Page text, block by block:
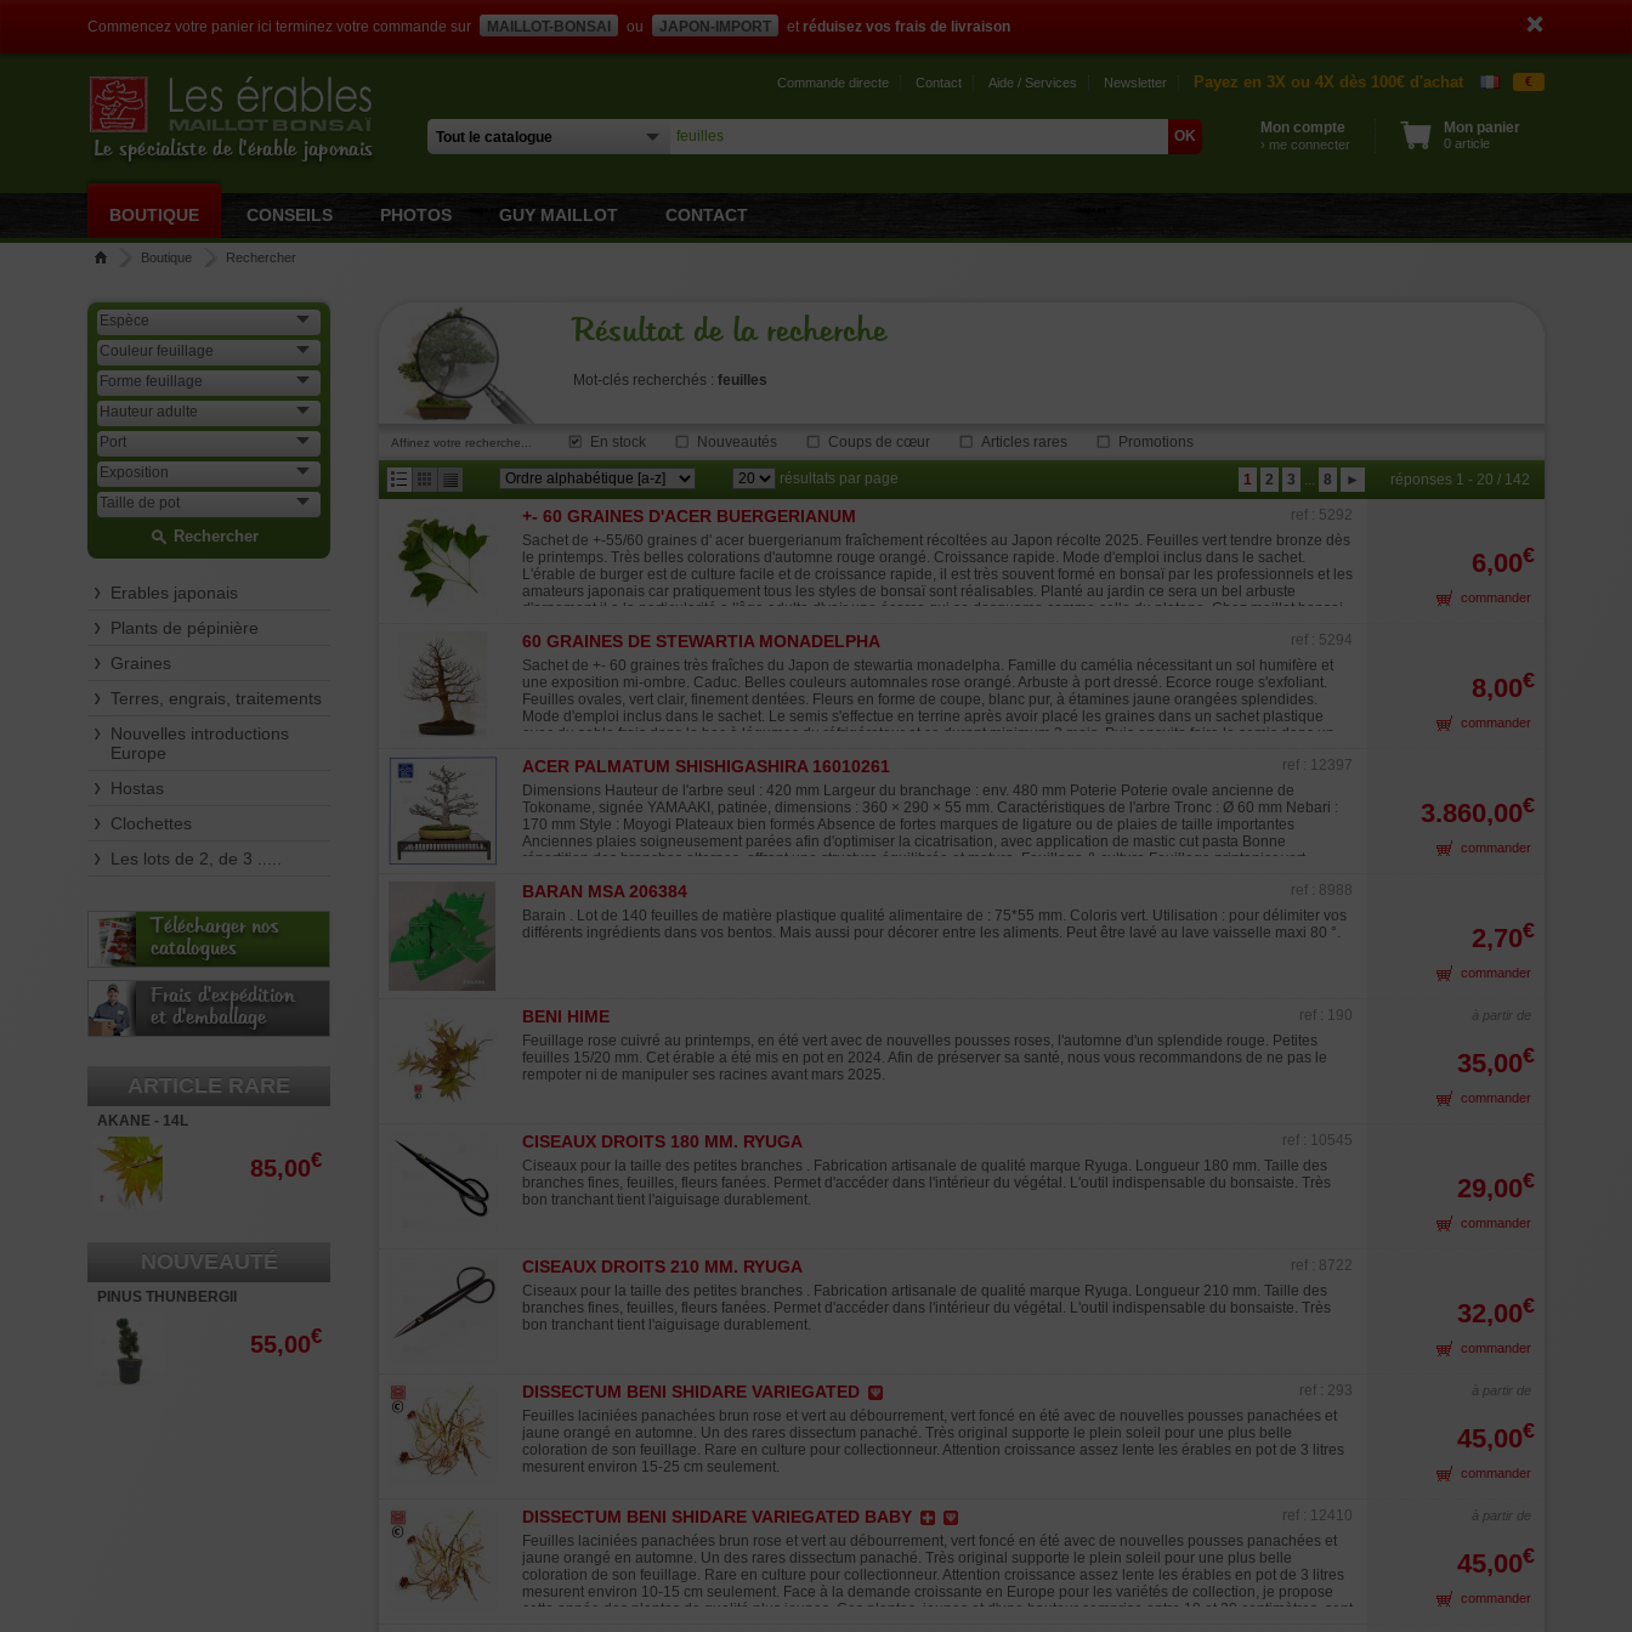
Commencez votre panier ici terminez votre commande sur MAILLOT-BONSAI ou JAPON-IMPORT et réduisez vos frais de livraison
Le spécialiste de l'érable japonais
Commande directe Contact Aide / Services Newsletter Payez en 3X ou 4X dès 100€ d'achat €
Mon compte
› me connecter
Mon panier
0 article
BOUTIQUE CONSEILS PHOTOS GUY MAILLOT CONTACT
Boutique Rechercher
Rechercher
Erables japonais
Plants de pépinière
Graines
Terres, engrais, traitements
Nouvelles introductions
Europe
Hostas
Clochettes
Les lots de 2, de 3 .....
Télécharger nos
catalogues
Frais d'expédition
et d'emballage
ARTICLE RARE
AKANE - 14L
85,00€
NOUVEAUTÉ
PINUS THUNBERGII
55,00€
Résultat de la recherche
Mot-clés recherchés : feuilles
Affinez votre recherche... En stock Nouveautés Coups de cœur Articles rares Promotions
résultats par page 1 2 3 ... 8 ► réponses 1 - 20 / 142
+- 60 GRAINES D'ACER BUERGERIANUM
ref : 5292
Sachet de +-55/60 graines d' acer buergerianum fraîchement récoltées au Japon récolte 2025. Feuilles vert tendre bronze dès
le printemps. Très belles colorations d'automne rouge orangé. Croissance rapide. Mode d'emploi inclus dans le sachet.
L'érable de burger est de culture facile et de croissance rapide, il est très souvent formé en bonsaï par les professionnels et les
amateurs japonais car pratiquement tous les styles de bonsaï sont réalisables. Planté au jardin ce sera un bel arbuste
d'ornement il a la particularité a l'âge adulte d'voir une écorce qui se desquame comme celle du platane. Chez maillot bonsai
6,00€
commander
60 GRAINES DE STEWARTIA MONADELPHA
ref : 5294
Sachet de +- 60 graines très fraîches du Japon de stewartia monadelpha. Famille du camélia nécessitant un sol humifère et
une exposition mi-ombre. Caduc. Belles couleurs automnales rose orangé. Arbuste à port dressé. Ecorce rouge s'exfoliant.
Feuilles ovales, vert clair, finement dentées. Fleurs en forme de coupe, blanc pur, à étamines jaune orangées splendides.
Mode d'emploi inclus dans le sachet. Le semis s'effectue en terrine après avoir placé les graines dans un sachet plastique
avec du sable frais dans le bac à légumes du réfrigérateur et ce durant minimum 2 mois. Puis ensuite faire le semis dans un
excès d'eau Stratification chaude à 20°C aussi possible pendant 3 mois. Récolte automne 2025. Rusticité : Très rustique en
pleine terre jusqu'à -15°C et plus demande une protection lors de sa culture en bonsaï. Sur la photo N°3 semis âgé de 4 mois
et photo N° 5 semis de 1 an.
8,00€
commander
ACER PALMATUM SHISHIGASHIRA 16010261
ref : 12397
Dimensions Hauteur de l'arbre seul : 420 mm Largeur du branchage : env. 480 mm Poterie Poterie ovale ancienne de
Tokoname, signée YAMAAKI, patinée, dimensions : 360 × 290 × 55 mm. Caractéristiques de l'arbre Tronc : Ø 60 mm Nebari :
170 mm Style : Moyogi Plateaux bien formés Absence de fortes marques de ligature ou de plaies de taille importantes
Anciennes plaies soigneusement parées afin d'optimiser la cicatrisation, avec application de mastic cut pasta Bonne
répartition des branches alternes, offrant une structure équilibrée et mature. Feuillage & culture Feuillage printanier vert
pour une coloration automnale optimale Arbre retravaillé avec soin afin d'affiner la ramification. Issu de marcottage aérien,
garantissant l'absence totale de traces de greffage. Origine Issu des pépinières Imai Chiaru, renommées au Japon pour la
qualité exceptionnelle de leurs pièces maîtresses. Sujet destiné aux collectionneurs. Entretien Rempoté en akadama à
l'automne 2025 Informations complémentaires Photographié en janvier 2026 Vendu sans sa tablette Voir sa pépinière.
3.860,00€
commander
BARAN MSA 206384
ref : 8988
Barain . Lot de 140 feuilles de matière plastique qualité alimentaire de : 75*55 mm. Coloris vert. Utilisation : pour délimiter vos
différents ingrédients dans vos bentos. Mais aussi pour décorer entre les aliments. Peut être lavé au lave vaisselle maxi 80 °.
2,70€
commander
BENI HIME
ref : 190
Feuillage rose cuivré au printemps, en été vert avec de nouvelles pousses roses, l'automne d'un splendide rouge. Petites
feuilles 15/20 mm. Cet érable a été mis en pot en 2024. Afin de préserver sa santé, nous vous recommandons de ne pas le
rempoter ni de manipuler ses racines avant mars 2025.
35,00€
à partir de
commander
CISEAUX DROITS 180 MM. RYUGA
ref : 10545
Ciseaux pour la taille des petites branches . Fabrication artisanale de qualité marque Ryuga. Longueur 180 mm. Taille des
branches fines, feuilles, fleurs fanées. Permet d'accéder dans l'intérieur du végétal. L'outil indispensable du bonsaiste. Très
bon tranchant tient l'aiguisage durablement.
29,00€
commander
CISEAUX DROITS 210 MM. RYUGA
ref : 8722
Ciseaux pour la taille des petites branches . Fabrication artisanale de qualité marque Ryuga. Longueur 210 mm. Taille des
branches fines, feuilles, fleurs fanées. Permet d'accéder dans l'intérieur du végétal. L'outil indispensable du bonsaiste. Très
bon tranchant tient l'aiguisage durablement.
32,00€
commander
DISSECTUM BENI SHIDARE VARIEGATED
ref : 293
Feuilles laciniées panachées brun rose et vert au débourrement, vert foncé en été avec de nouvelles pousses panachées et
jaune orangé en automne. Un des rares dissectum panaché. Très original supporte le plein soleil pour une plus belle
coloration de son feuillage. Rare en culture pour collectionneur. Attention croissance assez lente les érables en pot de 3 litres
mesurent environ 15-25 cm seulement.
45,00€
à partir de
commander
DISSECTUM BENI SHIDARE VARIEGATED BABY
ref : 12410
Feuilles laciniées panachées brun rose et vert au débourrement, vert foncé en été avec de nouvelles pousses panachées et
jaune orangé en automne. Un des rares dissectum panaché. Très original supporte le plein soleil pour une plus belle
coloration de son feuillage. Rare en culture pour collectionneur. Attention croissance assez lente les érables en pot de 3 litres
mesurent environ 10-15 cm seulement. Face à la demande croissante en Europe pour les variétés de collection, je propose
cette année des plantes de qualité plus jeunes. Ces plantes, jeunes et d'une hauteur comprise entre 10 et 20 centimètres, sont
45,00€
à partir de
commander